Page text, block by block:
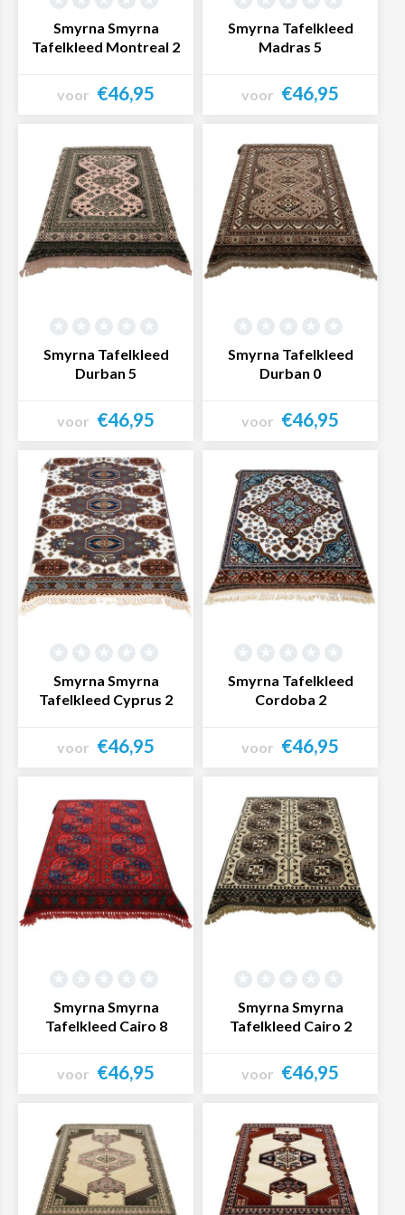
Smyrna Smyrna
Tafelkleed Montreal 2
voor €46,95
Smyrna Tafelkleed
Madras 5
voor €46,95
Smyrna Tafelkleed
Durban 5
voor €46,95
Bekijk product
Smyrna Tafelkleed
Durban 0
voor €46,95
Smyrna Smyrna
Tafelkleed Cyprus 2
voor €46,95
Smyrna Tafelkleed
Cordoba 2
voor €46,95
Smyrna Smyrna
Tafelkleed Cairo 8
voor €46,95
Smyrna Smyrna
Tafelkleed Cairo 2
voor €46,95